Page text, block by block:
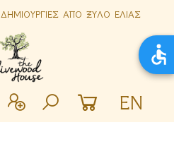
ΔΗΜΙΟΥΡΓΙΕΣ ΑΠΟ ΞΥΛΟ ΕΛΙΑΣ
EN